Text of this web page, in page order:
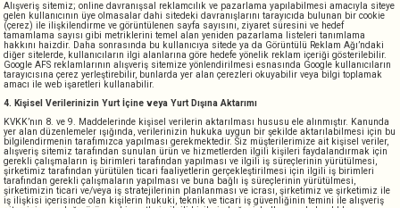
Alışveriş sitemiz; online davranışsal reklamcılık ve pazarlama yapılabilmesi amacıyla siteye
gelen kullanıcının üye olmasalar dahi sitedeki davranışlarını tarayıcıda bulunan bir cookie
(çerez) ile ilişkilendirme ve görüntülenen sayfa sayısını, ziyaret süresini ve hedef
tamamlama sayısı gibi metriklerini temel alan yeniden pazarlama listeleri tanımlama
hakkını haizdir. Daha sonrasında bu kullanıcıya sitede ya da Görüntülü Reklam Ağı’ndaki
diğer sitelerde, kullanıcıların ilgi alanlarına göre hedefe yönelik reklam içeriği gösterilebilir.
Google AFS reklamlarının alışveriş sitemize yönlendirilmesi esnasında Google kullanıcıların
tarayıcısına çerez yerleştirebilir, bunlarda yer alan çerezleri okuyabilir veya bilgi toplamak
amacı ile web işaretleri kullanabilir.
4. Kişisel Verilerinizin Yurt İçine veya Yurt Dışına Aktarımı
KVKK’nın 8. ve 9. Maddelerinde kişisel verilerin aktarılması hususu ele alınmıştır. Kanunda
yer alan düzenlemeler ışığında, verilerinizin hukuka uygun bir şekilde aktarılabilmesi için bu
bilgilendirmenin tarafımızca yapılması gerekmektedir. Siz müşterilerimize ait kişisel veriler,
alışveriş sitemiz tarafından sunulan ürün ve hizmetlerden ilgili kişileri faydalandırmak için
gerekli çalışmaların iş birimleri tarafından yapılması ve ilgili iş süreçlerinin yürütülmesi,
şirketimiz tarafından yürütülen ticari faaliyetlerin gerçekleştirilmesi için ilgili iş birimleri
tarafından gerekli çalışmaların yapılması ve buna bağlı iş süreçlerinin yürütülmesi,
şirketimizin ticari ve/veya iş stratejilerinin planlanması ve icrası, şirketimiz ve şirketimiz ile
iş ilişkisi içerisinde olan kişilerin hukuki, teknik ve ticari iş güvenliğinin temini ile alışveriş